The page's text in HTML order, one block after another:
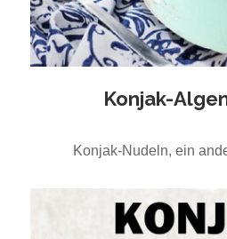
Konjak-
Konjak-Nudeln, ein